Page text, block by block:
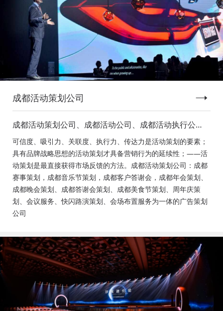
成都活动策划公司
成都活动策划公司、成都活动公司、成都活动执行公
司、成都庆典活动策划公司、成都发布会策划公司、成
都音乐节策划公司、成都年会活动策划
可信度、吸引力、关联度、执行力、传达力是活动策划的要素；
具有品牌战略思想的活动策划才具备营销行为的延续性；——活
动策划是最直接获得市场反馈的方法。成都活动策划公司：成都
赛事策划，成都音乐节策划，成都客户答谢会，成都年会策划、
成都晚会策划、成都答谢会策划、成都美食节策划、周年庆策
划、会议服务、快闪路演策划、会场布置服务为一体的广告策划
公司